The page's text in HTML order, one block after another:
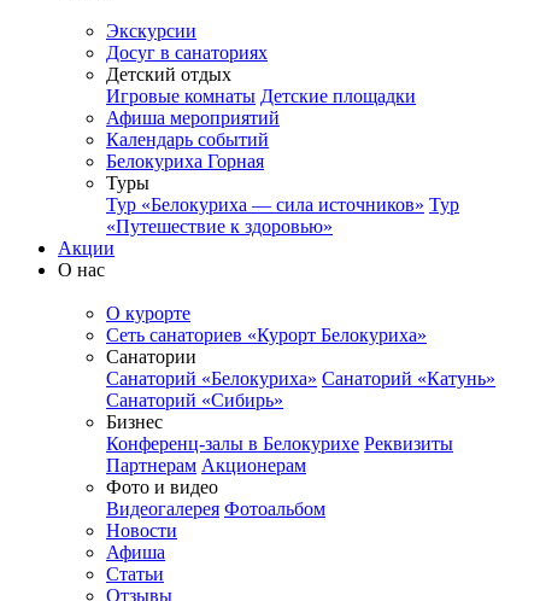
Экскурсии
Досуг в санаториях
Детский отдых
Игровые комнаты Детские площадки
Афиша мероприятий
Календарь событий
Белокуриха Горная
Туры
Тур «Белокуриха — сила источников» Тур
«Путешествие к здоровью»
Акции
О нас
О курорте
Сеть санаториев «Курорт Белокуриха»
Санатории
Санаторий «Белокуриха» Санаторий «Катунь»
Санаторий «Сибирь»
Бизнес
Конференц-залы в Белокурихе Реквизиты
Партнерам Акционерам
Фото и видео
Видеогалерея Фотоальбом
Новости
Афиша
Статьи
Отзывы